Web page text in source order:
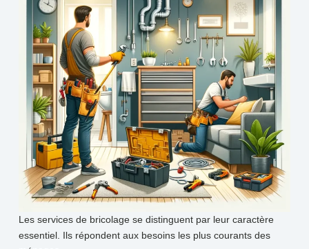
Les services de bricolage se distinguent par leur caractère
essentiel. Ils répondent aux besoins les plus courants des